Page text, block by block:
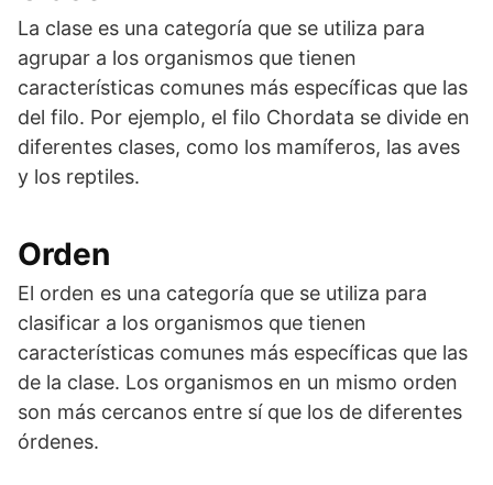
La clase es una categoría que se utiliza para
agrupar a los organismos que tienen
características comunes más específicas que las
del filo. Por ejemplo, el filo Chordata se divide en
diferentes clases, como los mamíferos, las aves
y los reptiles.
Orden
El orden es una categoría que se utiliza para
clasificar a los organismos que tienen
características comunes más específicas que las
de la clase. Los organismos en un mismo orden
son más cercanos entre sí que los de diferentes
órdenes.